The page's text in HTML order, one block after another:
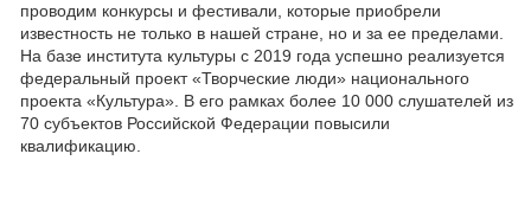
проводим конкурсы и фестивали, которые приобрели
известность не только в нашей стране, но и за ее пределами.
На базе института культуры с 2019 года успешно реализуется
федеральный проект «Творческие люди» национального
проекта «Культура». В его рамках более 10 000 слушателей из
70 субъектов Российской Федерации повысили
квалификацию.